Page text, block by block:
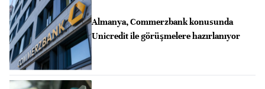
Almanya, Commerzbank konusunda
Unicredit ile görüşmelere hazırlanıyor